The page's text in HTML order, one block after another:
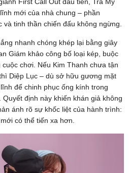
mới của nhà chung – phần
tinh thần chiến đấu không ngừng.
nhanh chóng khép lại bằng giây
Giám khảo công bố loại kép, buộc
chơi. Nếu Kim Thanh chưa tận
Diệp Lục – dù sở hữu gương mặt
để chinh phục ống kính trong
định này khiến khán giả không
ánh rõ sự khốc liệt của hành trình:
có thể tiến xa hơn.